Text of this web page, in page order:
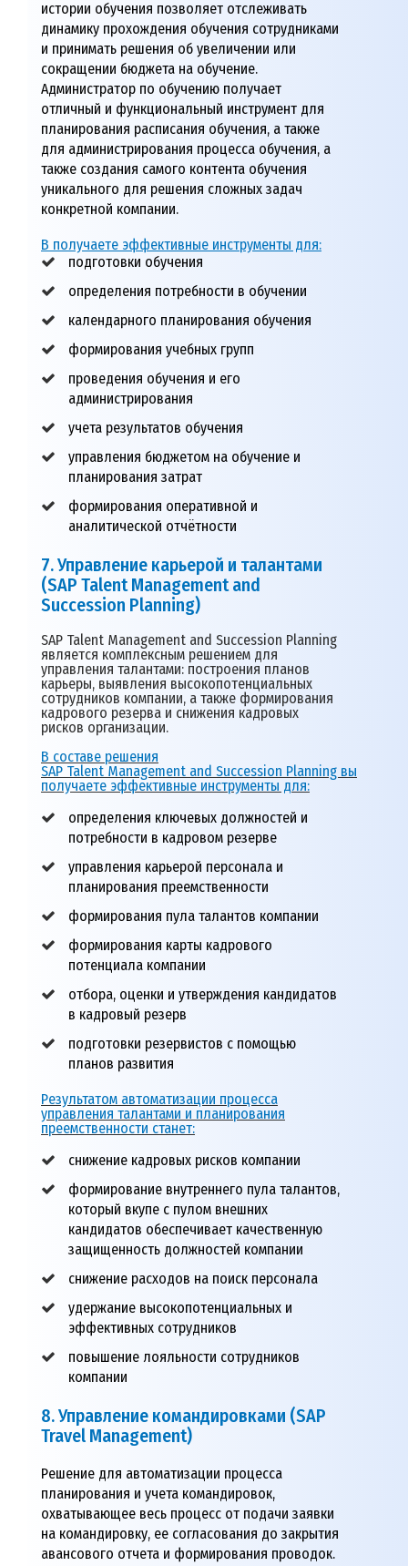
истории обучения позволяет отслеживать
динамику прохождения обучения сотрудниками
и принимать решения об увеличении или
сокращении бюджета на обучение.
Администратор по обучению получает
отличный и функциональный инструмент для
планирования расписания обучения, а также
для администрирования процесса обучения, а
также создания самого контента обучения
уникального для решения сложных задач
конкретной компании.
В получаете эффективные инструменты для:
подготовки обучения
определения потребности в обучении
календарного планирования обучения
формирования учебных групп
проведения обучения и его
администрирования
учета результатов обучения
управления бюджетом на обучение и
планирования затрат
формирования оперативной и
аналитической отчётности
7. Управление карьерой и талантами
(SAP Talent Management and
Succession Planning)
SAP Talent Management and Succession Planning
является комплексным решением для
управления талантами: построения планов
карьеры, выявления высокопотенциальных
сотрудников компании, а также формирования
кадрового резерва и снижения кадровых
рисков организации.
В составе решения
SAP Talent Management and Succession Planning вы
получаете эффективные инструменты для:
определения ключевых должностей и
потребности в кадровом резерве
управления карьерой персонала и
планирования преемственности
формирования пула талантов компании
формирования карты кадрового
потенциала компании
отбора, оценки и утверждения кандидатов
в кадровый резерв
подготовки резервистов с помощью
планов развития
Результатом автоматизации процесса
управления талантами и планирования
преемственности станет:
снижение кадровых рисков компании
формирование внутреннего пула талантов,
который вкупе с пулом внешних
кандидатов обеспечивает качественную
защищенность должностей компании
снижение расходов на поиск персонала
удержание высокопотенциальных и
эффективных сотрудников
повышение лояльности сотрудников
компании
8. Управление командировками (SAP
Travel Management)
Решение для автоматизации процесса
планирования и учета командировок,
охватывающее весь процесс от подачи заявки
на командировку, ее согласования до закрытия
авансового отчета и формирования проводок.